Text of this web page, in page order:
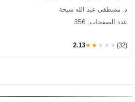
د. مصطفى عبد الله شيحة
عدد الصفحات: 356
2.13★★★★★ (32)